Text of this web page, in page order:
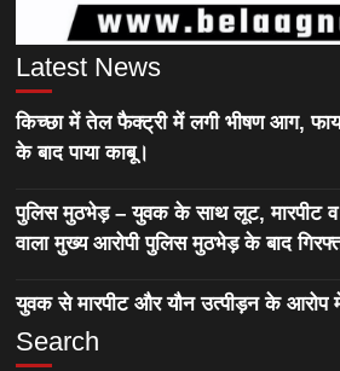
Latest News
किच्छा में तेल फैक्ट्री में लगी भीषण आग,
के बाद पाया काबू।
पुलिस मुठभेड़ – युवक के साथ लूट, मारपीट
वाला मुख्य आरोपी पुलिस मुठभेड़ के बाद
युवक से मारपीट और यौन उत्पीड़न के आरोप में
Search